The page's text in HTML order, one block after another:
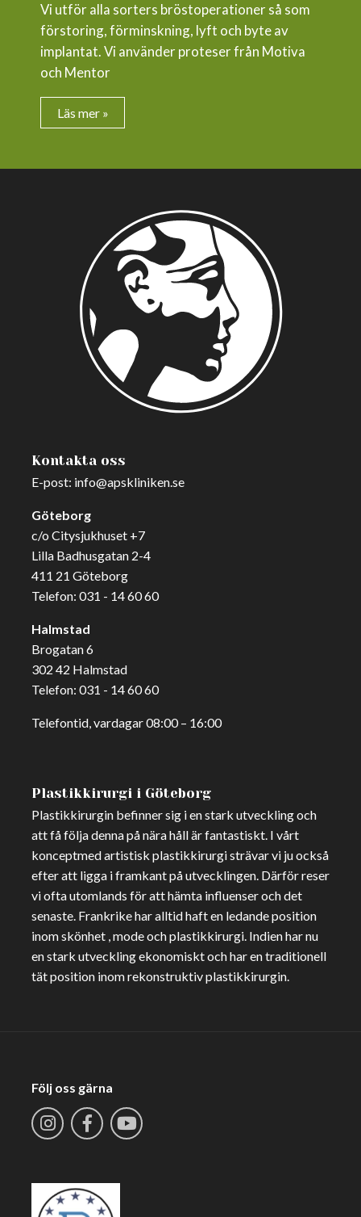
Vi utför alla sorters bröstoperationer så som
förstoring, förminskning, lyft och byte av
implantat. Vi använder proteser från Motiva
och Mentor
Läs mer »
Kontakta oss
E-post: info@apskliniken.se
Göteborg
c/o Citysjukhuset +7
Lilla Badhusgatan 2-4
411 21 Göteborg
Telefon: 031 - 14 60 60
Halmstad
Brogatan 6
302 42 Halmstad
Telefon: 031 - 14 60 60
Telefontid, vardagar 08:00 – 16:00
Plastikkirurgi i Göteborg
Plastikkirurgin befinner sig i en stark utveckling och
att få följa denna på nära håll är fantastiskt. I vårt
konceptmed artistisk plastikkirurgi strävar vi ju också
efter att ligga i framkant på utvecklingen. Därför reser
vi ofta utomlands för att hämta influenser och det
senaste. Frankrike har alltid haft en ledande position
inom skönhet , mode och plastikkirurgi. Indien har nu
en stark utveckling ekonomiskt och har en traditionell
tät position inom rekonstruktiv plastikkirurgin.
Följ oss gärna